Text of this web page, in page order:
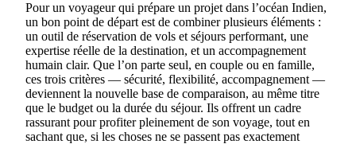
Pour un voyageur qui prépare un projet dans l’océan Indien,
un bon point de départ est de combiner plusieurs éléments :
un outil de réservation de vols et séjours performant, une
expertise réelle de la destination, et un accompagnement
humain clair. Que l’on parte seul, en couple ou en famille,
ces trois critères — sécurité, flexibilité, accompagnement —
deviennent la nouvelle base de comparaison, au même titre
que le budget ou la durée du séjour. Ils offrent un cadre
rassurant pour profiter pleinement de son voyage, tout en
sachant que, si les choses ne se passent pas exactement